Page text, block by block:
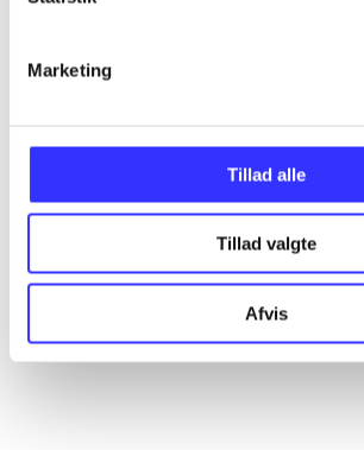
Marketing
Tillad alle
Tillad valgte
Afvis